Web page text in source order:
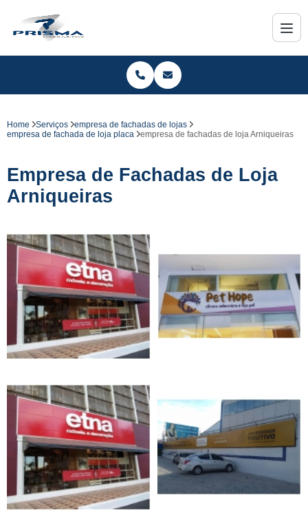
Home Serviços
empresa de fachadas de lojas
empresa de fachada de loja placa
empresa de fachadas de loja Arniqueiras
Empresa de Fachadas de Loja
Arniqueiras